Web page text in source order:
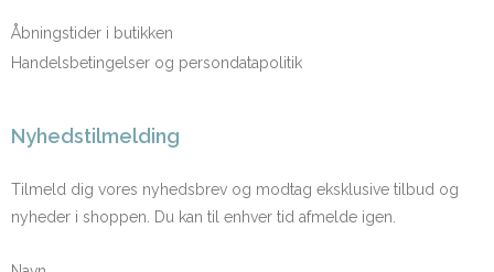
Åbningstider i butikken
Handelsbetingelser og persondatapolitik
Nyhedstilmelding
Tilmeld dig vores nyhedsbrev og modtag eksklusive tilbud og
nyheder i shoppen. Du kan til enhver tid afmelde igen.